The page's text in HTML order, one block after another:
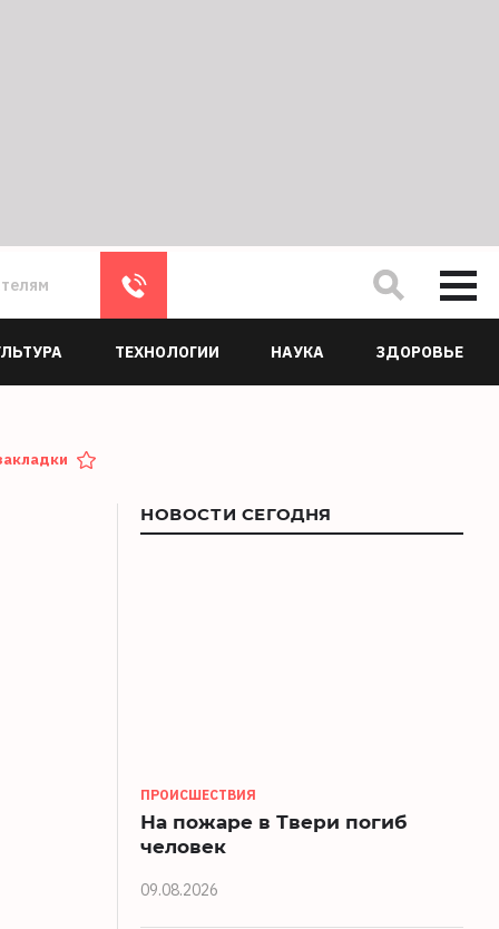
ТЕХНОЛОГИИ НАУКА ЗДОРОВЬЕ
НОВОСТИ СЕГОДНЯ
ПРОИСШЕСТВИЯ
На пожаре в Твери погиб
человек
09.08.2026